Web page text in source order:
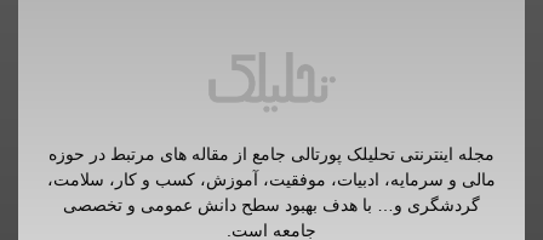
مجله اینترنتی تحلیلک پورتالی جامع از مقاله های مرتبط در حوزه
مالی و سرمایه، ادبیات، موفقیت، آموزش، کسب و کار، سلامت،
گردشگری و… با هدف بهبود سطح دانش عمومی و تخصصی
جامعه است.